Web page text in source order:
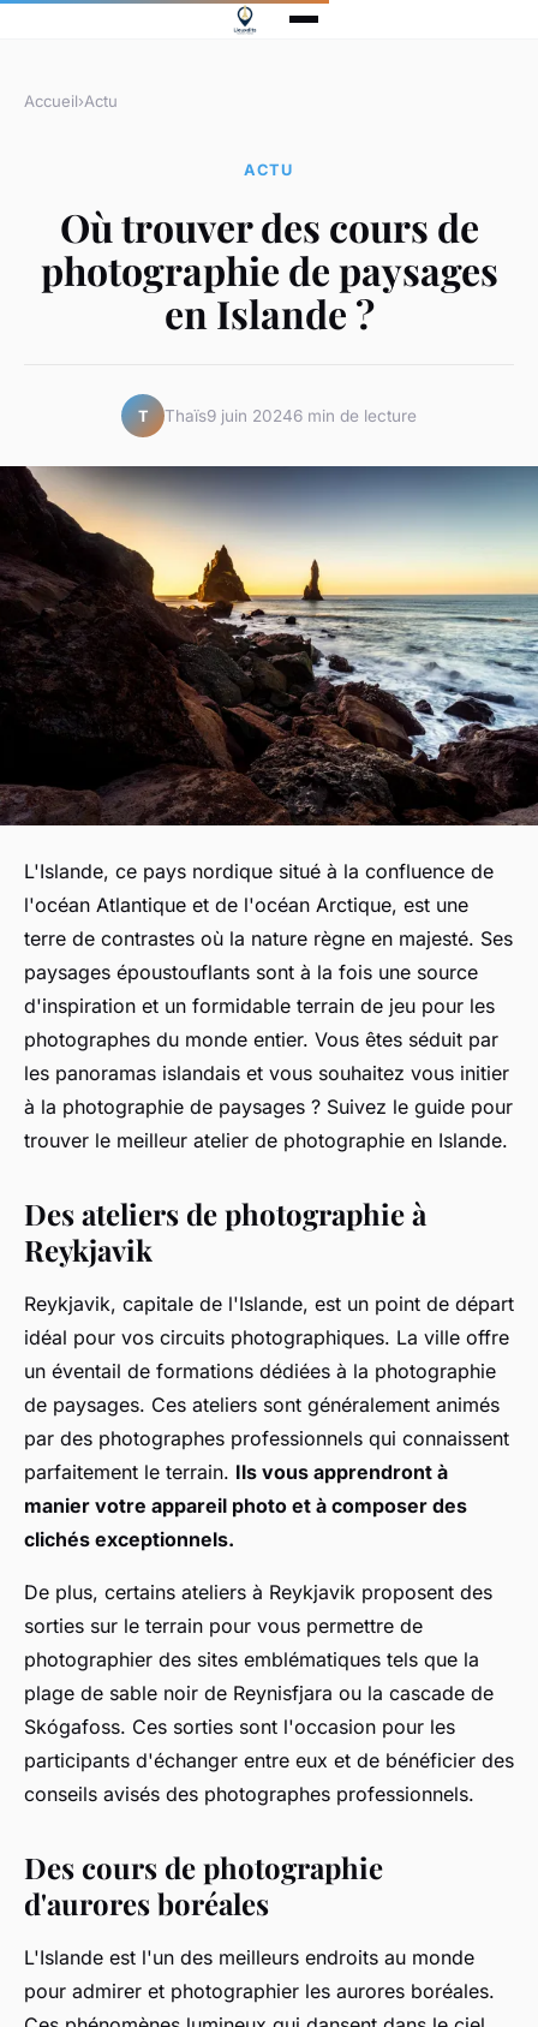
Accueil›Actu
ACTU
Où trouver des cours de
photographie de paysages
en Islande ?
T Thaïs9 juin 20246 min de lecture
L'Islande, ce pays nordique situé à la confluence de
l'océan Atlantique et de l'océan Arctique, est une
terre de contrastes où la nature règne en majesté. Ses
paysages époustouflants sont à la fois une source
d'inspiration et un formidable terrain de jeu pour les
photographes du monde entier. Vous êtes séduit par
les panoramas islandais et vous souhaitez vous initier
à la photographie de paysages ? Suivez le guide pour
trouver le meilleur atelier de photographie en Islande.
Des ateliers de photographie à
Reykjavik
Reykjavik, capitale de l'Islande, est un point de départ
idéal pour vos circuits photographiques. La ville offre
un éventail de formations dédiées à la photographie
de paysages. Ces ateliers sont généralement animés
par des photographes professionnels qui connaissent
parfaitement le terrain. Ils vous apprendront à
manier votre appareil photo et à composer des
clichés exceptionnels.
De plus, certains ateliers à Reykjavik proposent des
sorties sur le terrain pour vous permettre de
photographier des sites emblématiques tels que la
plage de sable noir de Reynisfjara ou la cascade de
Skógafoss. Ces sorties sont l'occasion pour les
participants d'échanger entre eux et de bénéficier des
conseils avisés des photographes professionnels.
Des cours de photographie
d'aurores boréales
L'Islande est l'un des meilleurs endroits au monde
pour admirer et photographier les aurores boréales.